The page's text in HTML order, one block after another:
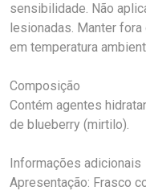
sensibilidade. Não
lesionadas. Manter fora
em temperatura
Composição
Contém agentes
de blueberry (mirtilo).
Informações adicionais
Apresentação: Frasco